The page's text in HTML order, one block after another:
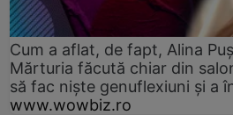
Cum a aflat, de fapt, Alina
Mărturia făcută chiar din
să fac niște genuflexiuni și a
www.wowbiz.ro